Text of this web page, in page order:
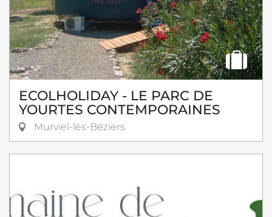
ECOLHOLIDAY - LE PARC DE
YOURTES CONTEMPORAINES
Murviel-lès-Béziers